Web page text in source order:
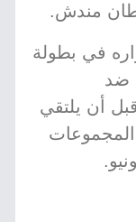
مندش.
في بطولة
ضد
قبل أن يلتقي
دور المجموعات